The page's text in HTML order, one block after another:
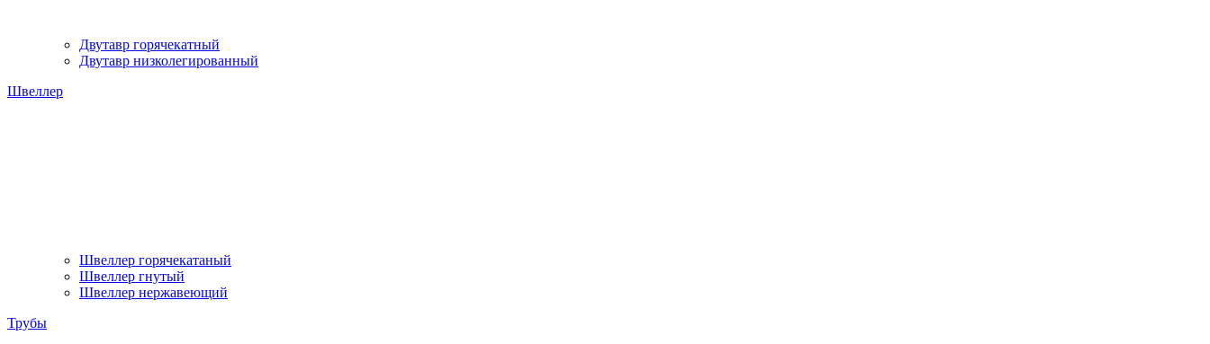
Двутавр горячекатный
Двутавр низколегированный
Швеллер
Швеллер горячекатаный
Швеллер гнутый
Швеллер нержавеющий
Трубы